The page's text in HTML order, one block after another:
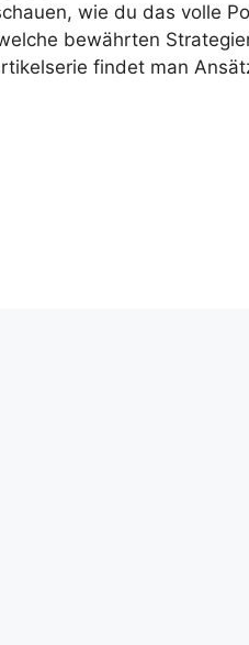
wie du das volle
bewährten
findet man